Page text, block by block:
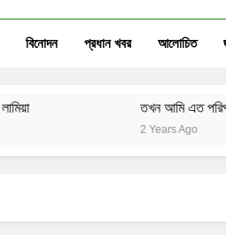
বিনোদন প্রধান খবর আলোচিত
তখন আমি এত পরিপক্ব ছিলাম না: